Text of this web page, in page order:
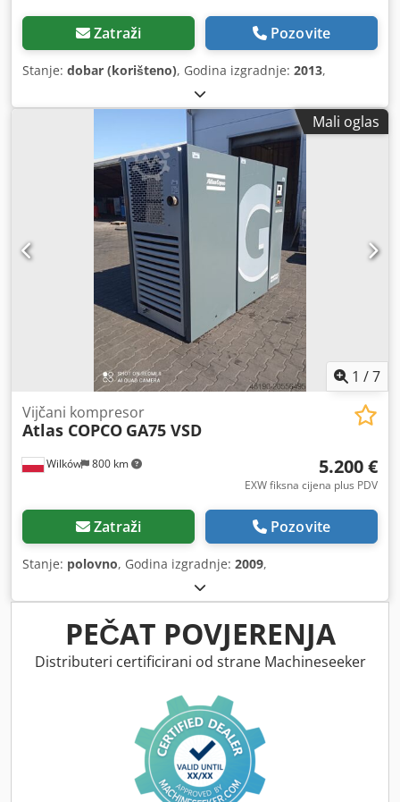
Zatraži Pozovite
Stanje: dobar (korišteno), Godina izgradnje: 2013,
Mali oglas
1 /7
Wilków 800 km
Vijčani kompresor
Atlas COPCO GA75 VSD
5.200 €
EXW fiksna cijena plus PDV
Zatraži Pozovite
Stanje: polovno, Godina izgradnje: 2009,
PEČAT POVJERENJA
Distributeri certificirani od strane Machineseeker